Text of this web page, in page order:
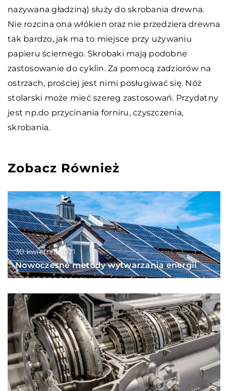
nazywana gładziną) służy do skrobania drewna.
Nie rozcina ona włókien oraz nie przedziera drewna
tak bardzo, jak ma to miejsce przy używaniu
papieru ściernego. Skrobaki mają podobne
zastosowanie do cyklin. Za pomocą zadziorów na
ostrzach, prościej jest nimi posługiwać się. Nóż
stolarski może mieć szereg zastosowań. Przydatny
jest np.do przycinania forniru, czyszczenia,
skrobania.
Zobacz Również
30 kwietnia 2021
Nowoczesne metody wytwarzania energii